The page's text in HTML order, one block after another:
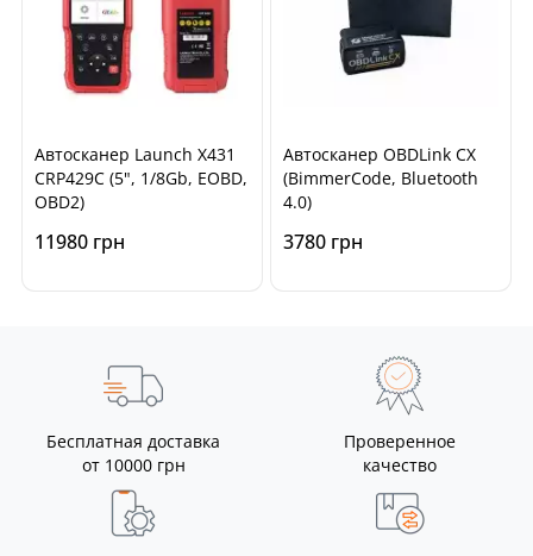
Автосканер Launch X431
CRP429C (5", 1/8Gb, EOBD,
OBD2)
11980 грн
Автосканер OBDLink CX
(BimmerCode, Bluetooth
4.0)
3780 грн
Бесплатная доставка
от 10000 грн
Проверенное
качество